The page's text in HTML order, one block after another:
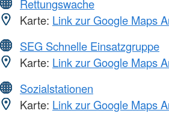
Rettungswache
Karte: Link zur Google Maps
SEG Schnelle Einsatzgruppe
Karte: Link zur Google Maps
Sozialstationen
Karte: Link zur Google Maps